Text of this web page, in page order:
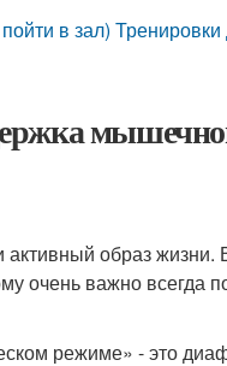
в зал)
образ
очень важно
режиме» - это